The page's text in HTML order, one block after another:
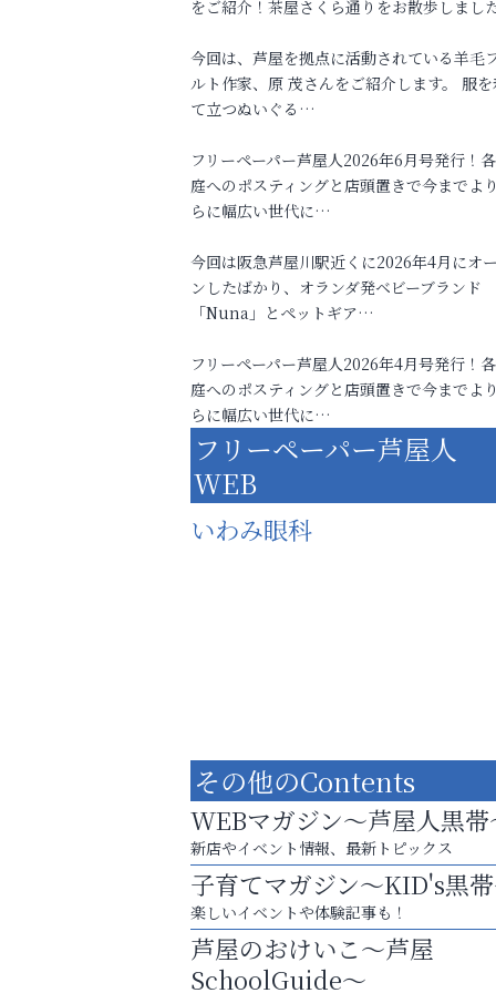
をご紹介！茶屋さくら通りをお散歩しまし
今回は、芦屋を拠点に活動されている羊毛
ルト作家、原 茂さんをご紹介します。 服を
て立つぬいぐる…
フリーペーパー芦屋人2026年6月号発行！
庭へのポスティングと店頭置きで今までよ
らに幅広い世代に…
今回は阪急芦屋川駅近くに2026年4月にオ
ンしたばかり、オランダ発ベビーブランド
「Nuna」とペットギア…
フリーペーパー芦屋人2026年4月号発行！
庭へのポスティングと店頭置きで今までよ
らに幅広い世代に…
フリーペーパー芦屋人
WEB
いわみ眼科
スマホは何時間までなら大丈夫？ ～スマホ
に知っておきたい子どもの近視対策～
芦屋インターナショナルスク
その他のContents
WEBマガジン～芦屋人黒帯
新店やイベント情報、最新トピックス
子育てマガジン～KID's黒
楽しいイベントや体験記事も！
芦屋のおけいこ～芦屋
SchoolGuide～